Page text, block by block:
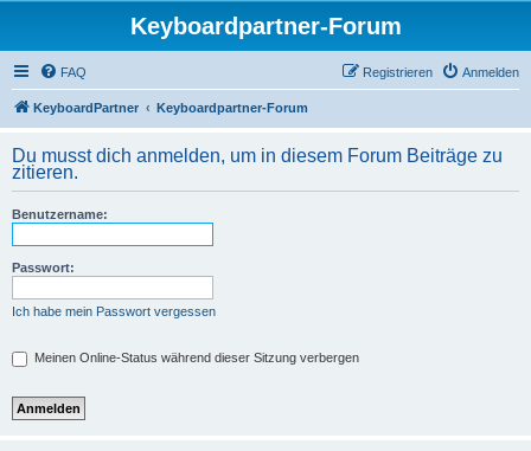
Keyboardpartner-Forum
FAQ Anmelden
Registrieren
KeyboardPartner Keyboardpartner-Forum
Du musst dich anmelden, um in diesem Forum Beiträge zu
zitieren.
Benutzername:
Passwort:
Ich habe mein Passwort vergessen
Meinen Online-Status während dieser Sitzung verbergen